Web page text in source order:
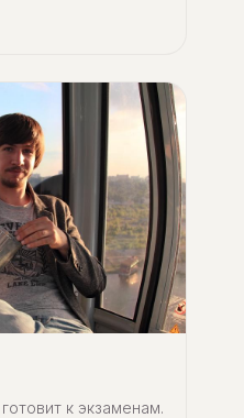
слова, а
к экзаменам.